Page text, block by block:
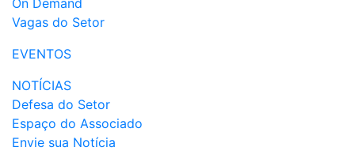
On Demand
Vagas do Setor
EVENTOS
NOTÍCIAS
Defesa do Setor
Espaço do Associado
Envie sua Notícia